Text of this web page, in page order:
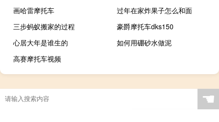
画哈雷摩托车
过年在家炸果子怎么和面
三步蚂蚁搬家的过程
豪爵摩托车dks150
心居大年是谁生的
如何用硼砂水做泥
高赛摩托车视频
☚